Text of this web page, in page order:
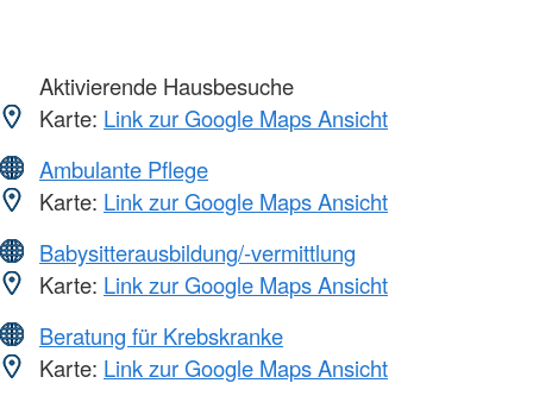
Aktivierende Hausbesuche
Karte: Link zur Google Maps Ansicht
Ambulante Pflege
Karte: Link zur Google Maps Ansicht
Babysitterausbildung/-vermittlung
Karte: Link zur Google Maps Ansicht
Beratung für Krebskranke
Karte: Link zur Google Maps Ansicht